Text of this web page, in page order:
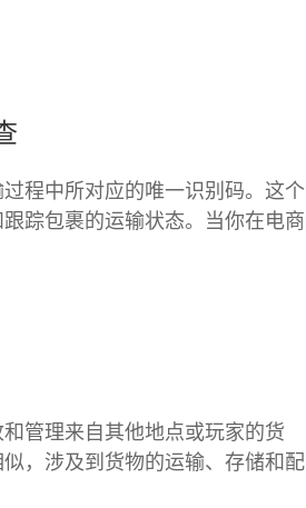
程中所对应的唯一识别码。这个
踪包裹的运输状态。当你在电商
管理来自其他地点或玩家的货
，涉及到货物的运输、存储和配